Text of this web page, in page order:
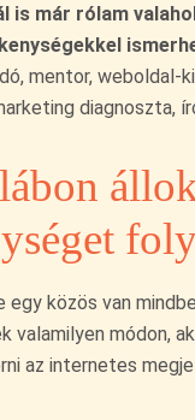
is már rólam
mentor, weboldal-
diagnoszta,
egy közös van
valamilyen módon,
az internetes